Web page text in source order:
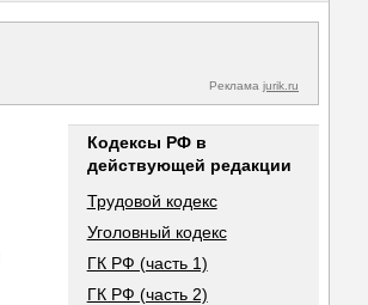
Реклама jurik.ru
Кодексы РФ в
действующей редакции
Трудовой кодекс
Уголовный кодекс
ГК РФ (часть 1)
ГК РФ (часть 2)